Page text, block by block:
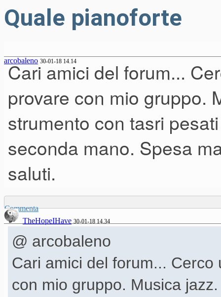
Quale pianoforte
arcobaleno 30-01-18 14.14
Cari amici del forum...
provare con mio gruppo.
strumento con tasri
seconda mano. Spesa
saluti.
Commenta
TheHopeIHave 30-01-18 14.34
@ arcobaleno
Cari amici del forum...
con mio gruppo. Musica